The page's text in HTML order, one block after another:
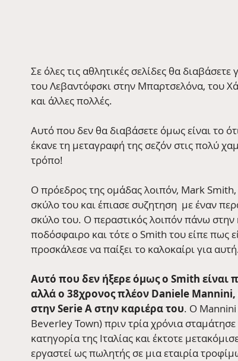
Σε όλες τις αθλητικές σελίδες θα
του Λεβαντόφσκι στην Μπαρτσελόνα, του
και άλλες πολλές.
Αυτό που δεν θα διαβάσετε όμως είναι το
έκανε τη μεταγραφή της σεζόν στις πολύ
τρόπο!
Ο πρόεδρος της ομάδας λοιπόν, Mark
σκύλο του και έπιασε συζητηση  με έναν
σκύλο του. Ο περαστικός λοιπόν πάνω
ποδόσφαιρο και τότε ο Smith του είπε πως
προσκάλεσε να παίξει το καλοκαίρι για
Αυτό που δεν ήξερε όμως ο Smith είναι
αλλά ο 38χρονος πλέον Daniele
στην Serie A στην καριέρα του. O
Beverley Town) πριν τρία χρόνια
κατηγορία της Ιταλίας και έκτοτε
εργαστεί ως πωλητής σε μια εταιρία